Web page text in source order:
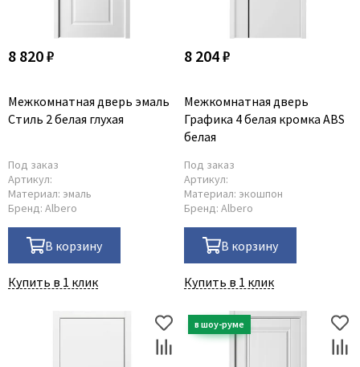
8 820 ₽
Межкомнатная дверь эмаль
Стиль 2 белая глухая
Под заказ
Артикул:
Материал: эмаль
Бренд: Albero
В корзину
Купить в 1 клик
8 204 ₽
Межкомнатная дверь
Графика 4 белая кромка ABS
белая
Под заказ
Артикул:
Материал: экошпон
Бренд: Albero
В корзину
Купить в 1 клик